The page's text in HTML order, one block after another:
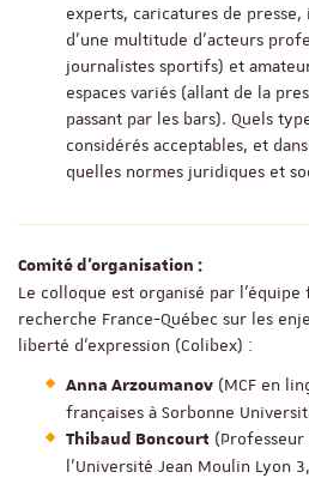
experts, caricatures de
d’une multitude d’acteurs
journalistes sportifs) et
espaces variés (allant de la
passant par les bars). Quels
considérés acceptables, et
quelles normes juridiques et
Comité d’organisation :
Le colloque est organisé par
recherche France-Québec sur les
liberté d’expression (Colibex) :
Anna Arzoumanov (MCF en
françaises à Sorbonne
Thibaud Boncourt
l’Université Jean Moulin Lyon